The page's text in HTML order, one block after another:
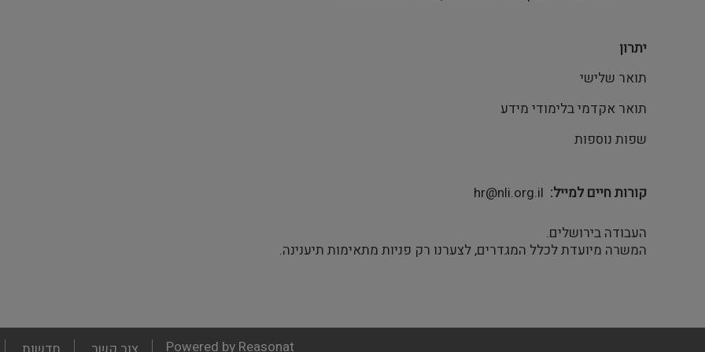
יתרון
תואר שלישי
תואר אקדמי בלימודי מידע
שפות נוספות
קורות חיים למייל hr@nli.org.il
העבודה בירושלים.
המשרה מיועדת לכלל המגדרים, לצערנו רק פניות מתאימות תיענינה.
Powered by Reasonat